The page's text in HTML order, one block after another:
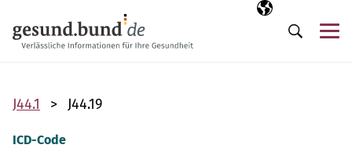
Seçili dil
TR
Arama
J44.1 J44.19
ICD-Code